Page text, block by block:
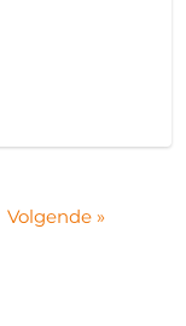
Volgende »